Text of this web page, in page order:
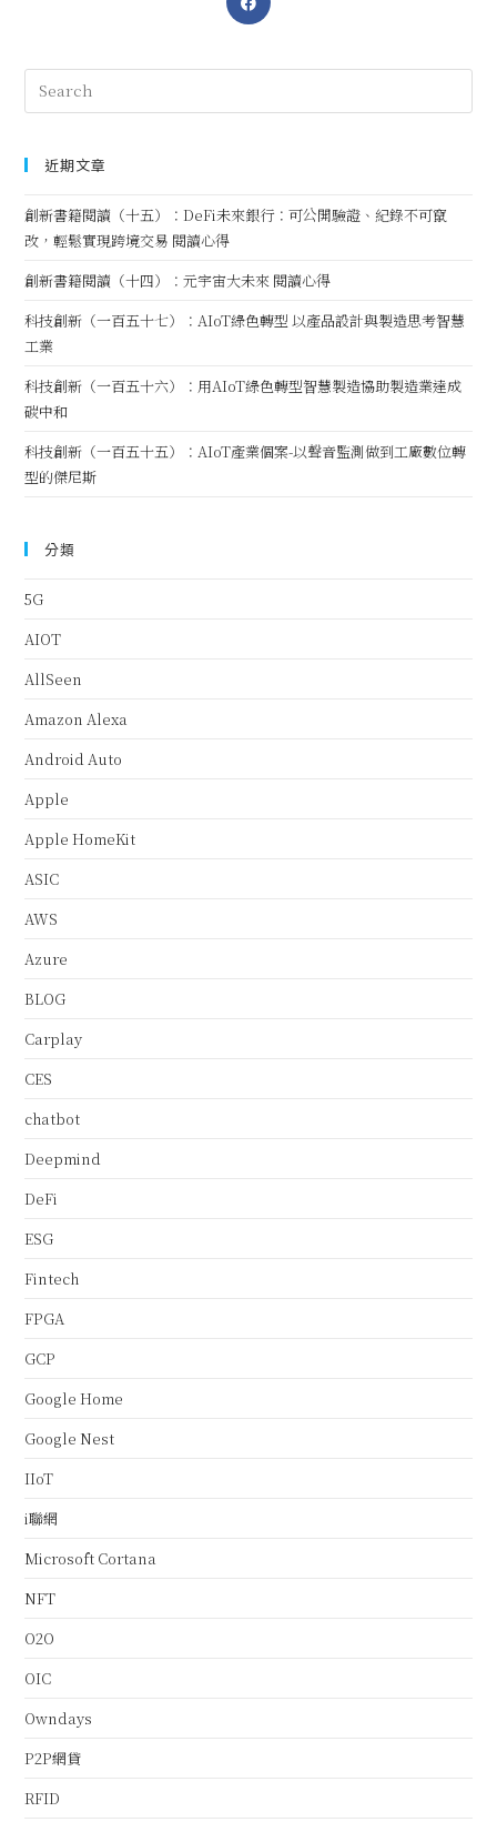
近期文章
創新書籍閱讀（十五）：DeFi未來銀行：可公開驗證、紀錄不可竄
改，輕鬆實現跨境交易 閱讀心得
創新書籍閱讀（十四）：元宇宙大未來 閱讀心得
科技創新（一百五十七）：AIoT綠色轉型 以產品設計與製造思考智慧
工業
科技創新（一百五十六）：用AIoT綠色轉型智慧製造協助製造業達成
碳中和
科技創新（一百五十五）：AIoT產業個案-以聲音監測做到工廠數位轉
型的傑尼斯
分類
5G
AIOT
AllSeen
Amazon Alexa
Android Auto
Apple
Apple HomeKit
ASIC
AWS
Azure
BLOG
Carplay
CES
chatbot
Deepmind
DeFi
ESG
Fintech
FPGA
GCP
Google Home
Google Nest
IIoT
i聯網
Microsoft Cortana
NFT
O2O
OIC
Owndays
P2P網貸
RFID